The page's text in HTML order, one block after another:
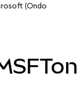
(Ondo